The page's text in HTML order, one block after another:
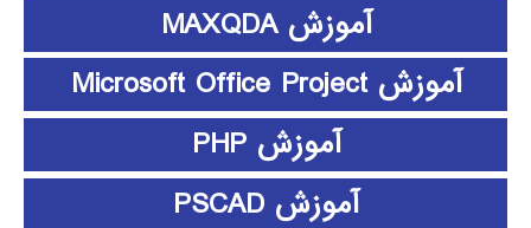
آموزش MAXQDA
آموزش Microsoft Office Project
آموزش PHP
آموزش PSCAD